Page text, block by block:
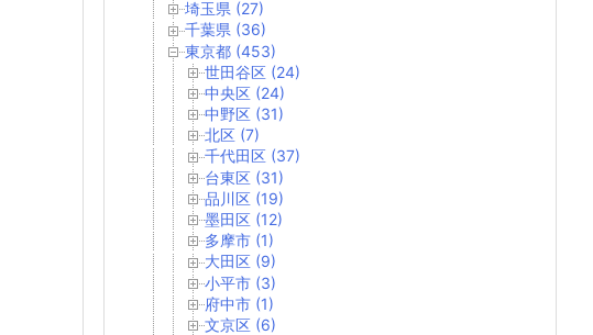
埼玉県 (27)
千葉県 (36)
東京都 (453)
世田谷区 (24)
中央区 (24)
中野区 (31)
北区 (7)
千代田区 (37)
台東区 (31)
品川区 (19)
墨田区 (12)
多摩市 (1)
大田区 (9)
小平市 (3)
府中市 (1)
文京区 (6)